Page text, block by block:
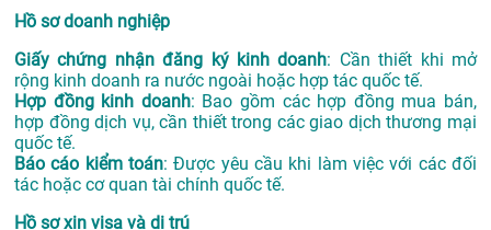
Hồ sơ doanh nghiệp
Giấy chứng nhận đăng ký kinh doanh: Cần thiết khi mở
rộng kinh doanh ra nước ngoài hoặc hợp tác quốc tế.
Hợp đồng kinh doanh: Bao gồm các hợp đồng mua bán,
hợp đồng dịch vụ, cần thiết trong các giao dịch thương mại
quốc tế.
Báo cáo kiểm toán: Được yêu cầu khi làm việc với các đối
tác hoặc cơ quan tài chính quốc tế.
Hồ sơ xin visa và di trú